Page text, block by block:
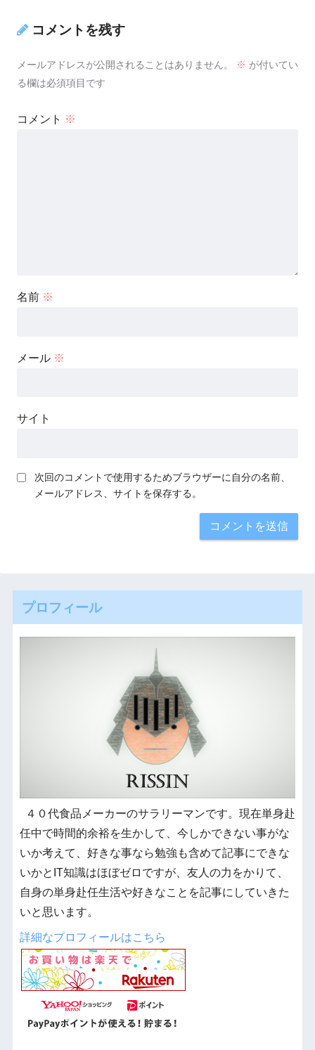
コメントを残す
メールアドレスが公開されることはありません。 ※ が付いてい
る欄は必須項目です
コメント ※
名前 ※
メール ※
サイト
次回のコメントで使用するためブラウザーに自分の名前、
メールアドレス、サイトを保存する。
プロフィール
４０代食品メーカーのサラリーマンです。現在単身赴
任中で時間的余裕を生かして、今しかできない事がな
いか考えて、好きな事なら勉強も含めて記事にできな
いかとIT知識はほぼゼロですが、友人の力をかりて、
自身の単身赴任生活や好きなことを記事にしていきた
いと思います。
詳細なプロフィールはこちら